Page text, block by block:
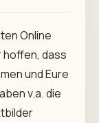
Online
hoffen, dass
und Eure
v.a. die